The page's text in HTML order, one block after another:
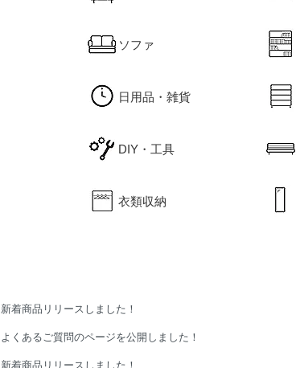
ソファ
日用品・雑貨
DIY・工具
衣類収納
新着商品リリースしました！
よくあるご質問のページを公開しました！
新着商品リリースしました！